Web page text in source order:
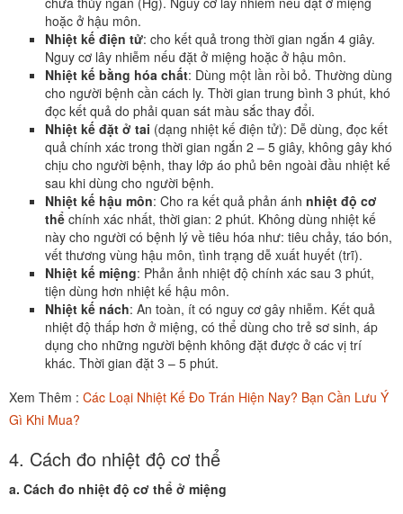
hoặc ở hậu môn.
Nhiệt kế điện tử: cho kết quả trong thời gian ngắn 4 giây.
Nguy cơ lây nhiễm nếu đặt ở miệng hoặc ở hậu môn.
Nhiệt kế bằng hóa chất: Dùng một lần rồi bỏ. Thường dùng
cho người bệnh cần cách ly. Thời gian trung bình 3 phút, khó
đọc kết quả do phải quan sát màu sắc thay đổi.
Nhiệt kế đặt ở tai (dạng nhiệt kế điện tử): Dễ dùng, đọc kết
quả chính xác trong thời gian ngắn 2 – 5 giây, không gây khó
chịu cho người bệnh, thay lớp áo phủ bên ngoài đầu nhiệt kế
sau khi dùng cho người bệnh.
Nhiệt kế hậu môn: Cho ra kết quả phản ánh nhiệt độ cơ
thể chính xác nhất, thời gian: 2 phút. Không dùng nhiệt kế
này cho người có bệnh lý về tiêu hóa như: tiêu chảy, táo bón,
vết thương vùng hậu môn, tình trạng dễ xuất huyết (trĩ).
Nhiệt kế miệng: Phản ảnh nhiệt độ chính xác sau 3 phút,
tiện dùng hơn nhiệt kế hậu môn.
Nhiệt kế nách: An toàn, ít có nguy cơ gây nhiễm. Kết quả
nhiệt độ thấp hơn ở miệng, có thể dùng cho trẻ sơ sinh, áp
dụng cho những người bệnh không đặt được ở các vị trí
khác. Thời gian đặt 3 – 5 phút.
Xem Thêm : Các Loại Nhiệt Kế Đo Trán Hiện Nay? Bạn Cần Lưu Ý
Gì Khi Mua?
4. Cách đo nhiệt độ cơ thể
a. Cách đo nhiệt độ cơ thể ở miệng